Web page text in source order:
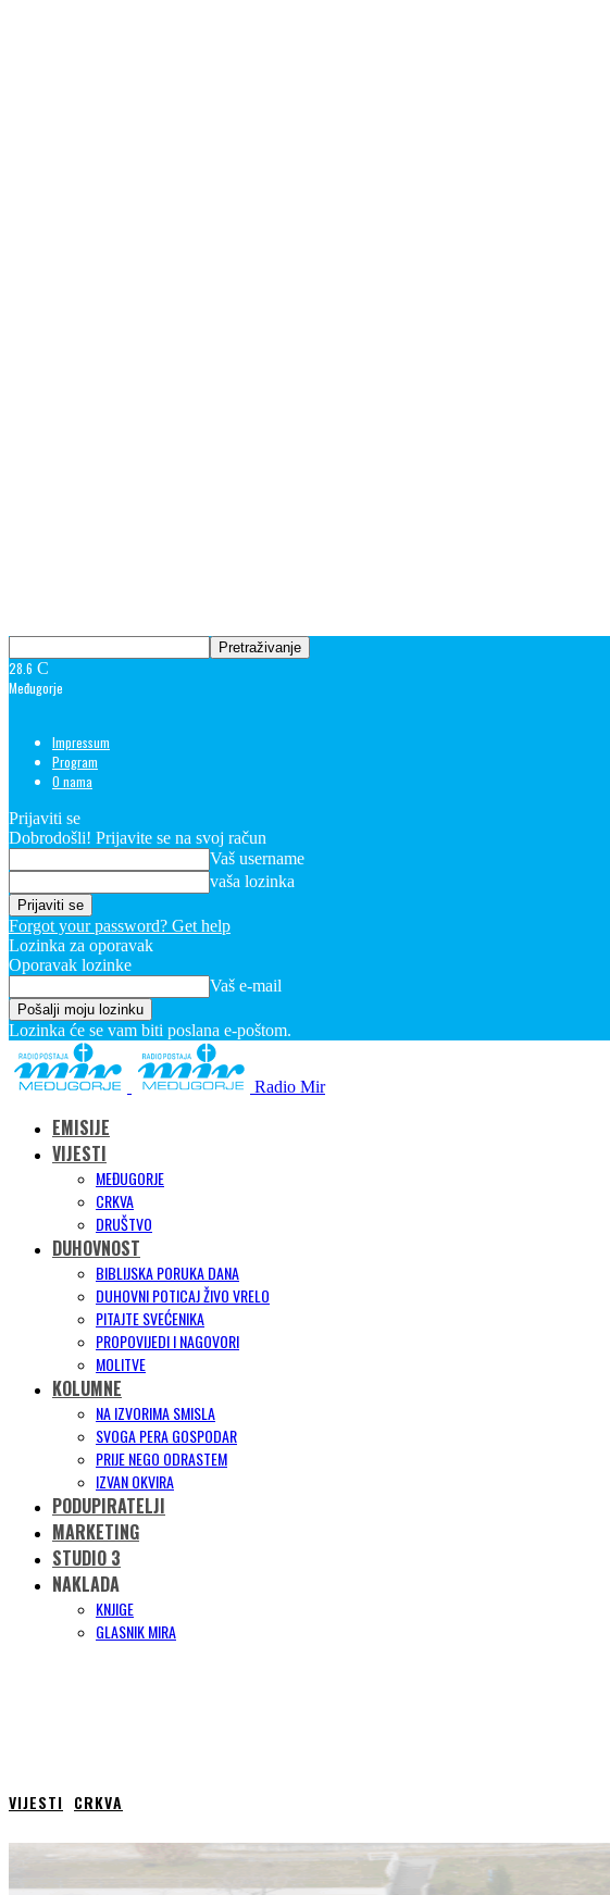
28.6 C
Međugorje
Impressum
Program
O nama
Prijaviti se
Dobrodošli! Prijavite se na svoj račun
Vaš username
vaša lozinka
Forgot your password? Get help
Lozinka za oporavak
Oporavak lozinke
Vaš e-mail
Lozinka će se vam biti poslana e-poštom.
Radio Mir
EMISIJE
VIJESTI
MEĐUGORJE
CRKVA
DRUŠTVO
DUHOVNOST
BIBLIJSKA PORUKA DANA
DUHOVNI POTICAJ ŽIVO VRELO
PITAJTE SVEĆENIKA
PROPOVIJEDI I NAGOVORI
MOLITVE
KOLUMNE
NA IZVORIMA SMISLA
SVOGA PERA GOSPODAR
PRIJE NEGO ODRASTEM
IZVAN OKVIRA
PODUPIRATELJI
MARKETING
STUDIO 3
NAKLADA
KNJIGE
GLASNIK MIRA
VIJESTI CRKVA